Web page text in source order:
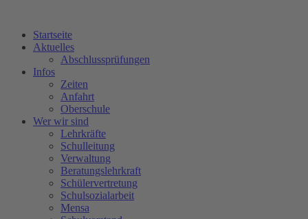
Startseite
Aktuelles
Abschlussprüfungen
Infos
Zeiten
Anfahrt
Oberschule
Wer wir sind
Lehrkräfte
Schulleitung
Verwaltung
Beratungslehrkraft
Schülervertretung
Schulsozialarbeit
Mensa